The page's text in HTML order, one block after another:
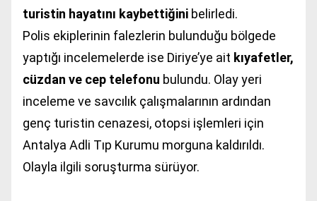
turistin hayatını kaybettiğini belirledi.
Polis ekiplerinin falezlerin bulunduğu bölgede
yaptığı incelemelerde ise Diriye’ye ait kıyafetler,
cüzdan ve cep telefonu bulundu. Olay yeri
inceleme ve savcılık çalışmalarının ardından
genç turistin cenazesi, otopsi işlemleri için
Antalya Adli Tıp Kurumu morguna kaldırıldı.
Olayla ilgili soruşturma sürüyor.